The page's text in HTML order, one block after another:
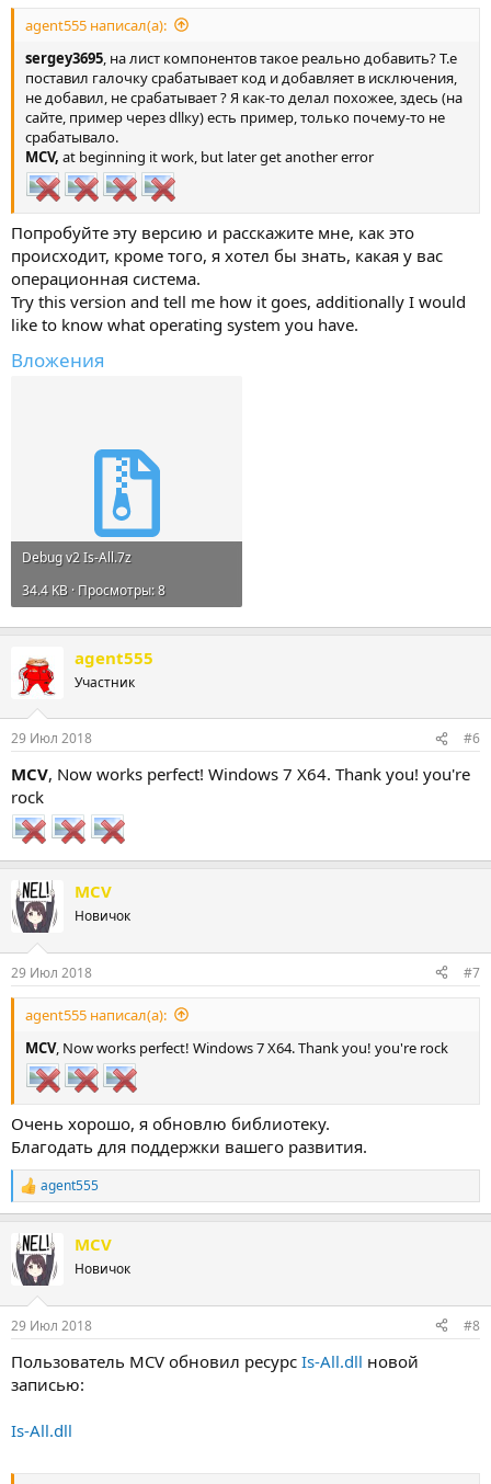
agent555 написал(а):
sergey3695 , на лист компонентов такое реально добавить? Т.е
поставил галочку срабатывает код и добавляет в исключения,
не добавил, не срабатывает ? Я как-то делал похожее, здесь (на
сайте, пример через dllку) есть пример, только почему-то не
срабатывало.
MCV, at beginning it work, but later get another error
Попробуйте эту версию и расскажите мне, как это
происходит, кроме того, я хотел бы знать, какая у вас
операционная система.
Try this version and tell me how it goes, additionally I would
like to know what operating system you have.
Вложения
Debug v2 Is-All.7z
34.4 KB · Просмотры: 8
agent555
Участник
29 Июл 2018 #6
MCV, Now works perfect! Windows 7 X64. Thank you! you're
rock
MCV
Новичок
29 Июл 2018 #7
agent555 написал(а):
MCV, Now works perfect! Windows 7 X64. Thank you! you're rock
Очень хорошо, я обновлю библиотеку.
Благодать для поддержки вашего развития.
Р
е
к
ц
и
agent555
MCV
Новичок
29 Июл 2018 #8
Пользователь MCV обновил ресурс Is-All.dll новой
записью:
Is-All.dll